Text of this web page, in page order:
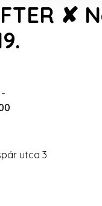
✘
-
utca 3